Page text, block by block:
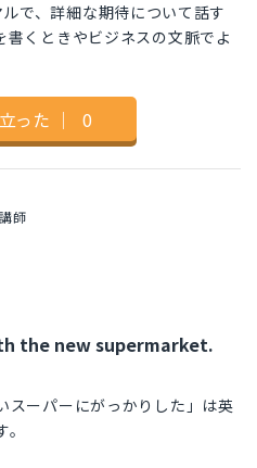
で、詳細な期待について話す
くときやビジネスの文脈でよ
った ｜ 0
師
the new supermarket.
スーパーにがっかりした」は英